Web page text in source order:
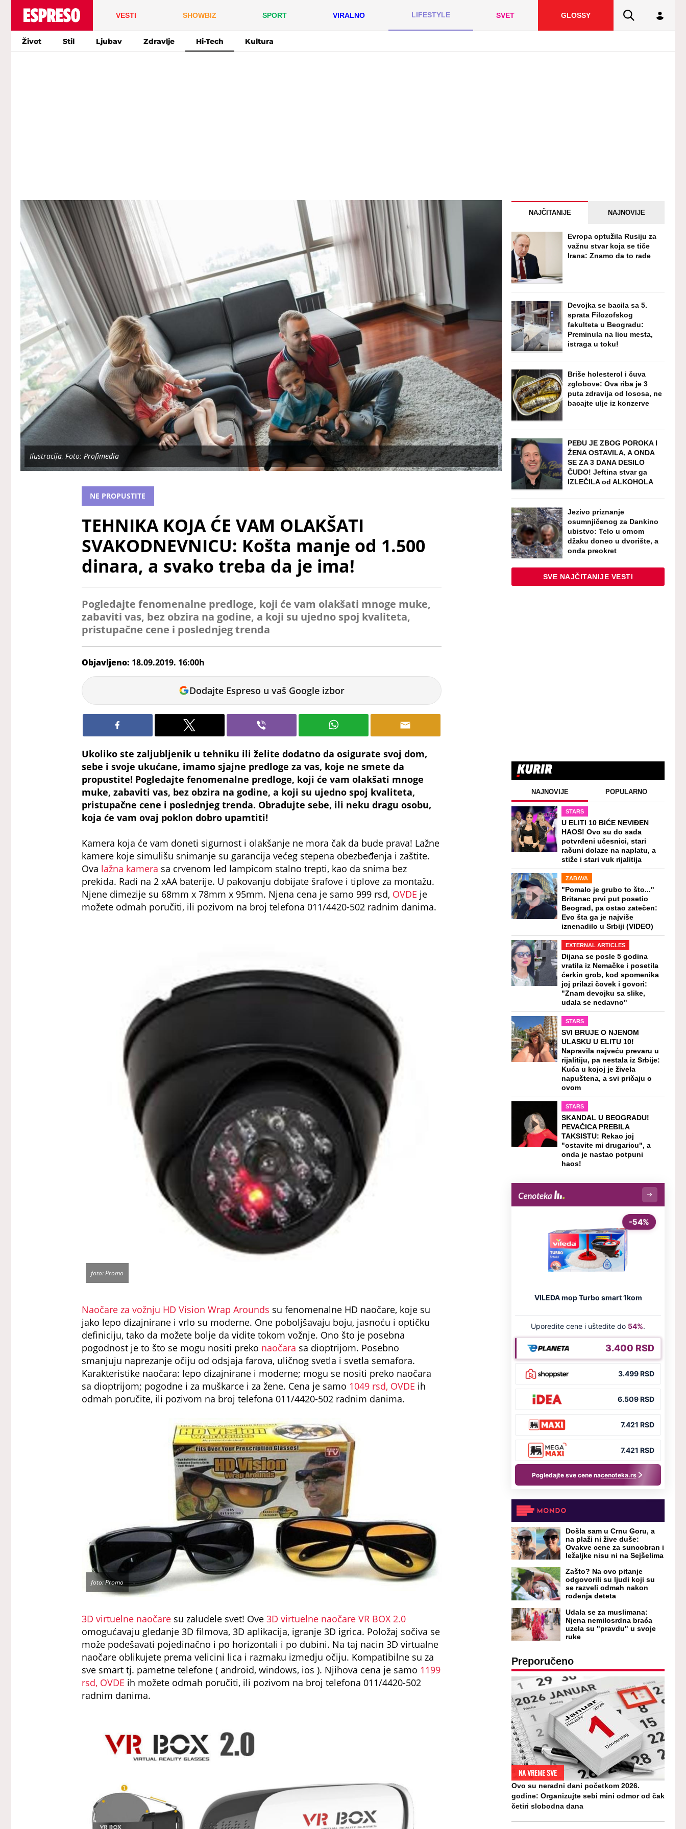
VESTI SHOWBIZ SPORT VIRALNO LIFESTYLE SVET GLOSSY
Život Stil Ljubav Zdravlje Hi-Tech Kultura
Ilustracija, Foto: Profimedia
NE PROPUSTITE
TEHNIKA KOJA ĆE VAM OLAKŠATI
SVAKODNEVNICU: Košta manje od 1.500
dinara, a svako treba da je ima!
Pogledajte fenomenalne predloge, koji će vam olakšati mnoge muke,
zabaviti vas, bez obzira na godine, a koji su ujedno spoj kvaliteta,
pristupačne cene i poslednjeg trenda
Objavljeno: 18.09.2019. 16:00h
Jovana
Dodajte Espreso u vaš Google izbor
Ukoliko ste zaljubljenik u tehniku ili želite dodatno da osigurate svoj dom,
sebe i svoje ukućane, imamo sjajne predloge za vas, koje ne smete da
propustite! Pogledajte fenomenalne predloge, koji će vam olakšati mnoge
muke, zabaviti vas, bez obzira na godine, a koji su ujedno spoj kvaliteta,
pristupačne cene i poslednjeg trenda. Obradujte sebe, ili neku dragu osobu,
koja će vam ovaj poklon dobro upamtiti!
Kamera koja će vam doneti sigurnost i olakšanje ne mora čak da bude prava! Lažne
kamere koje simulišu snimanje su garancija većeg stepena obezbeđenja i zaštite.
Ova lažna kamera sa crvenom led lampicom stalno trepti, kao da snima bez
prekida. Radi na 2 xAA baterije. U pakovanju dobijate šrafove i tiplove za montažu.
Njene dimezije su 68mm x 78mm x 95mm. Njena cena je samo 999 rsd, OVDE je
možete odmah poručiti, ili pozivom na broj telefona 011/4420-502 radnim danima.
foto: Promo
Naočare za vožnju HD Vision Wrap Arounds su fenomenalne HD naočare, koje su
jako lepo dizajnirane i vrlo su moderne. One poboljšavaju boju, jasnoću i optičku
definiciju, tako da možete bolje da vidite tokom vožnje. Ono što je posebna
pogodnost je to što se mogu nositi preko naočara sa dioptrijom. Posebno
smanjuju naprezanje očiju od odsjaja farova, uličnog svetla i svetla semafora.
Karakteristike naočara: lepo dizajnirane i moderne; mogu se nositi preko naočara
sa dioptrijom; pogodne i za muškarce i za žene. Cena je samo 1049 rsd, OVDE ih
odmah poručite, ili pozivom na broj telefona 011/4420-502 radnim danima.
foto: Promo
3D virtuelne naočaresu zaludele svet! Ove 3D virtuelne naočare VR BOX 2.0
omogućavaju gledanje 3D filmova, 3D aplikacija, igranje 3D igrica. Položaj sočiva se
može podešavati pojedinačno i po horizontali i po dubini. Na taj nacin 3D virtualne
naočare oblikujete prema velicini lica i razmaku izmedju očiju. Kompatibilne su za
sve smart tj. pametne telefone ( android, windows, ios ). Njihova cena je samo 1199
rsd, OVDE ih možete odmah poručiti, ili pozivom na broj telefona 011/4420-502
radnim danima.
NAJČITANIJE NAJNOVIJE
Evropa optužila Rusiju za
važnu stvar koja se tiče
Irana: Znamo da to rade
Devojka se bacila sa 5.
sprata Filozofskog
fakulteta u Beogradu:
Preminula na licu mesta,
istraga u toku!
Briše holesterol i čuva
zglobove: Ova riba je 3
puta zdravija od lososa, ne
bacajte ulje iz konzerve
PEĐU JE ZBOG POROKA I
ŽENA OSTAVILA, A ONDA
SE ZA 3 DANA DESILO
ČUDO! Jeftina stvar ga
IZLEČILA od ALKOHOLA
Jezivo priznanje
osumnjičenog za Dankino
ubistvo: Telo u crnom
džaku doneo u dvorište, a
onda preokret
SVE NAJČITANIJE VESTI
NAJNOVIJE POPULARNO
STARS
U ELITI 10 BIĆE NEVIĐEN
HAOS! Ovo su do sada
potvrđeni učesnici, stari
računi dolaze na naplatu, a
stiže i stari vuk rijalitija
ZABAVA
"Pomalo je grubo to što..."
Britanac prvi put posetio
Beograd, pa ostao zatečen:
Evo šta ga je najviše
iznenadilo u Srbiji (VIDEO)
EXTERNAL ARTICLES
Dijana se posle 5 godina
vratila iz Nemačke i posetila
ćerkin grob, kod spomenika
joj prilazi čovek i govori:
"Znam devojku sa slike,
udala se nedavno"
STARS
SVI BRUJE O NJENOM
ULASKU U ELITU 10!
Napravila najveću prevaru u
rijalitiju, pa nestala iz Srbije:
Kuća u kojoj je živela
napuštena, a svi pričaju o
ovom
STARS
SKANDAL U BEOGRADU!
PEVAČICA PREBILA
TAKSISTU: Rekao joj
"ostavite mi drugaricu", a
onda je nastao potpuni
haos!
Došla sam u Crnu Goru, a
na plaži ni žive duše:
Ovakve cene za suncobran i
ležaljke nisu ni na Sejšelima
Zašto? Na ovo pitanje
odgovorili su ljudi koji su
se razveli odmah nakon
rođenja deteta
Udala se za muslimana:
Njena nemilosrdna braća
uzela su "pravdu" u svoje
ruke
Preporučeno
NA VREME SVE
Ovo su neradni dani početkom 2026.
godine: Organizujte sebi mini odmor od čak
četiri slobodna dana